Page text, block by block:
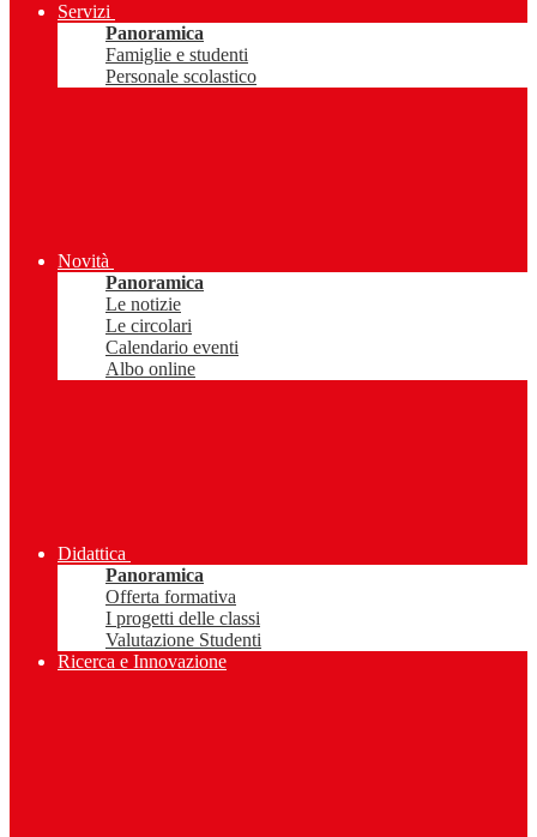
Servizi
Panoramica
Famiglie e studenti
Personale scolastico
Novità
Panoramica
Le notizie
Le circolari
Calendario eventi
Albo online
Didattica
Panoramica
Offerta formativa
I progetti delle classi
Valutazione Studenti
Ricerca e Innovazione